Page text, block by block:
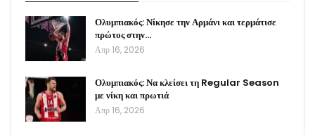
Ολυμπιακός: Νίκησε την Αρμάνι και τερμάτισε
πρώτος στην…
Απρ 16, 2026
Ολυμπιακός: Να κλείσει τη Regular Season
με νίκη και πρωτιά
Απρ 16, 2026